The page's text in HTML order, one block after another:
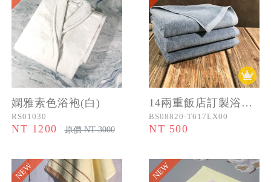
嫻雅素色浴袍(白)
RS01030
NT 1200 原價 NT 3000
14兩重飯店訂製浴巾 (灰藍色)
BS08820-T617LX00
NT 500
NEW NEW